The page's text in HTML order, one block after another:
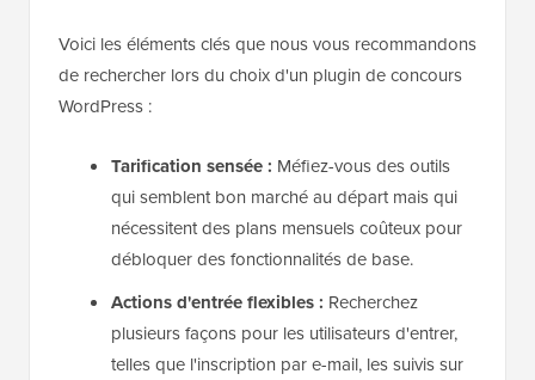
Voici les éléments clés que nous vous recommandons
de rechercher lors du choix d'un plugin de concours
WordPress :
Tarification sensée : Méfiez-vous des outils
qui semblent bon marché au départ mais qui
nécessitent des plans mensuels coûteux pour
débloquer des fonctionnalités de base.
Actions d'entrée flexibles : Recherchez
plusieurs façons pour les utilisateurs d'entrer,
telles que l'inscription par e-mail, les suivis sur